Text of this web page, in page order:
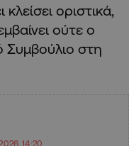
οριστικά,
ούτε ο
Συμβούλιο στη
14:20